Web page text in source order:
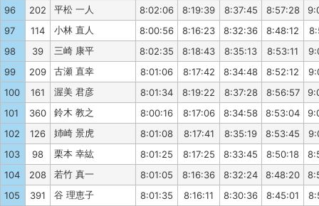
96
202 平松 一人 8:02:06 8:19:39 8:37:45 8:57:28
97
114 小林 直人 8:00:56 8:16:23 8:32:36 8:48:12
98
39 三崎 康平 8:02:35 8:18:43 8:35:13 8:53:11
99
209 古瀬 直幸 8:01:06 8:17:42 8:34:48 8:52:12
100
161 渥美 君彦 8:01:34 8:19:22 8:37:28 8:56:57
101
360 鈴木 教之 8:00:16 8:17:06 8:34:58 8:53:04
102
126 姉崎 景虎 8:01:08 8:17:41 8:35:19 8:53:45
103
98 栗本 幸紘 8:01:25 8:17:25 8:33:45 8:50:18
104
208 若竹 真一 8:01:05 8:16:36 8:32:24 8:48:20
105
391 谷 理恵子 8:01:35 8:16:11 8:30:36 8:45:01